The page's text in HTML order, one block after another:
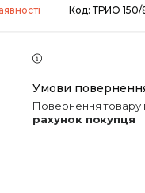
Код: ТРИО 150/
повернення товару
рахунок покупця